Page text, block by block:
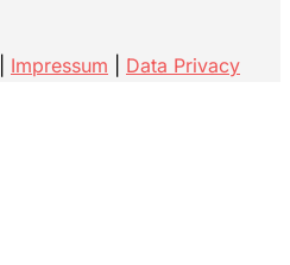
Impressum Data Privacy